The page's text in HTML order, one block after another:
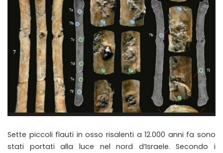
Sette piccoli flauti in osso risalenti a 12.000 anni fa sono
stati portati alla luce nel nord d’Israele. Secondo i